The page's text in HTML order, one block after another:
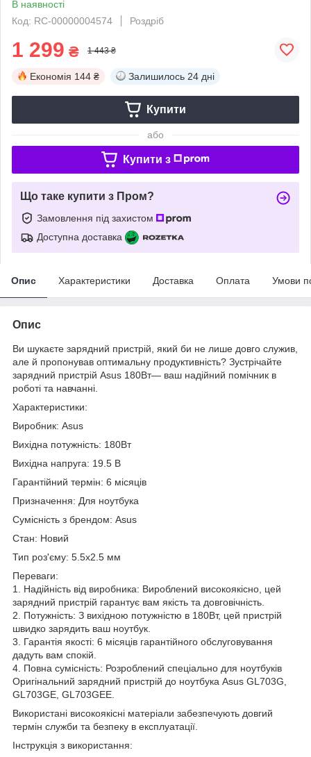
В наявності
Код: RC-00000004574
Роздріб
1 299 ₴ 1 443 ₴
Економія 144 ₴ Залишилось 24 дні
Купити
або
Купити з
Що таке купити з Пром?
Замовлення під захистом
Доступна доставка
Опис Характеристики Доставка Оплата Умови
Опис
Ви шукаєте зарядний пристрій, який би не лише довго служив,
але й пропонував оптимальну продуктивність? Зустрічайте
зарядний пристрій Asus 180Вт— ваш надійний помічник в
роботі та навчанні.
Характеристики:
Виробник: Asus
Вихідна потужність: 180Вт
Вихідна напруга: 19.5 В
Гарантійний термін: 6 місяців
Призначення: Для ноутбука
Сумісність з брендом: Asus
Стан: Новий
Тип роз'єму: 5.5x2.5 мм
Переваги:
1. Надійність від виробника: Вироблений високоякісно, цей
зарядний пристрій гарантує вам якість та довговічність.
2. Потужність: З вихідною потужністю в 180Вт, цей пристрій
швидко зарядить ваш ноутбук.
3. Гарантія якості: 6 місяців гарантійного обслуговування
дадуть вам спокій.
4. Повна сумісність: Розроблений спеціально для ноутбуків
Оригінальний зарядний пристрій до ноутбука Asus GL703G,
GL703GE, GL703GEE.
Використані високоякісні матеріали забезпечують довгий
термін служби та безпеку в експлуатації.
Інструкція з використання: